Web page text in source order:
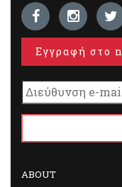
Εγγραφή στο
ABOUT